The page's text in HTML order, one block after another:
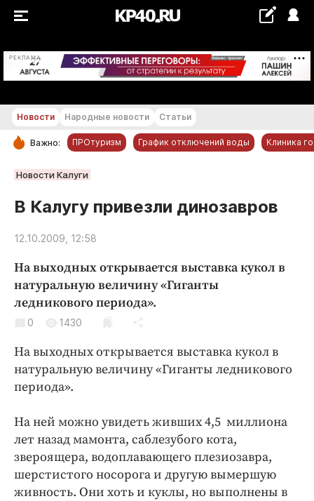
РЕКЛАМА +22...+23 °С
РУБРИКИ
Новости компаний
Статьи
Авто и транспорт
Благоустройство
Криминал
Недвижимость и ЖКХ
Образование
Погода
Праздники
Происшествия
Спорт
Новости Народные новости Статьи
Важно: ПРОтуризм График отключений воды Клиника
Новости Калуги
В Калугу привезли динозавров
12.10.2009, 12:58
На выходных открывается выставка кукол в
натуральную величину «Гиганты
ледникового периода».
0 1430
На выходных открывается выставка кукол в
натуральную величину «Гиганты ледникового
периода».
На ней можно увидеть живших 4,5 миллиона
лет назад мамонта, саблезубого кота,
звероящера, водоплавающего плезиозавра,
шерстистого носорога и другую вымершую
живность. Они хоть и куклы, но выполнены в